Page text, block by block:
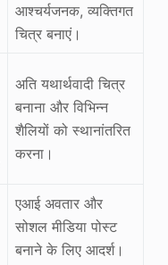
आश्चर्यजनक, व्यक्तिगत
चित्र बनाएं।
अति यथार्थवादी चित्र
बनाना और विभिन्न
शैलियों को स्थानांतरित
करना।
एआई अवतार और
सोशल मीडिया पोस्ट
बनाने के लिए आदर्श।